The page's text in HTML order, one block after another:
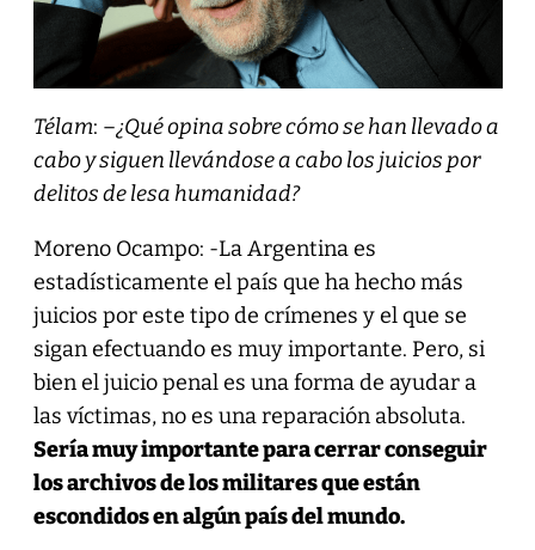
Télam: –¿Qué opina sobre cómo se han llevado a
cabo y siguen llevándose a cabo los juicios por
delitos de lesa humanidad?
Moreno Ocampo: -La Argentina es
estadísticamente el país que ha hecho más
juicios por este tipo de crímenes y el que se
sigan efectuando es muy importante. Pero, si
bien el juicio penal es una forma de ayudar a
las víctimas, no es una reparación absoluta.
Sería muy importante para cerrar conseguir
los archivos de los militares que están
escondidos en algún país del mundo.